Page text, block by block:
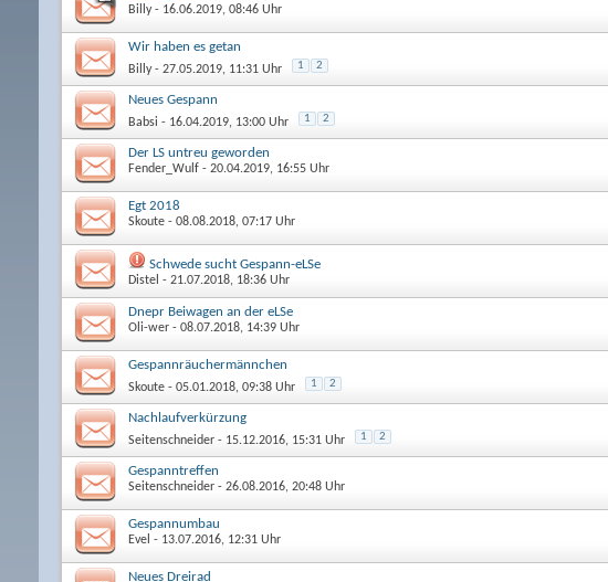
Billy- 16.06.2019, 08:46 Uhr
Wir haben es getan
Billy- 27.05.2019, 11:31 Uhr 1 2
Neues Gespann
Babsi - 16.04.2019, 13:00 Uhr 1 2
Der LS untreu geworden
Fender_Wulf - 20.04.2019, 16:55 Uhr
Egt 2018
Skoute - 08.08.2018, 07:17 Uhr
Schwede sucht Gespann-eLSe
Distel - 21.07.2018, 18:36 Uhr
Dnepr Beiwagen an der eLSe
Oli-wer - 08.07.2018, 14:39 Uhr
Gespannräuchermännchen
Skoute - 05.01.2018, 09:38 Uhr 1 2
Nachlaufverkürzung
Seitenschneider - 15.12.2016, 15:31 Uhr 1 2
Gespanntreffen
Seitenschneider - 26.08.2016, 20:48 Uhr
Gespannumbau
Evel - 13.07.2016, 12:31 Uhr
Neues Dreirad